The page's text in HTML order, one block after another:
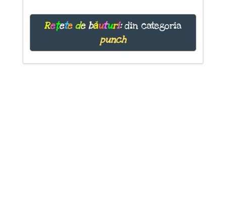
Rețete de băuturi:din categoria
punch